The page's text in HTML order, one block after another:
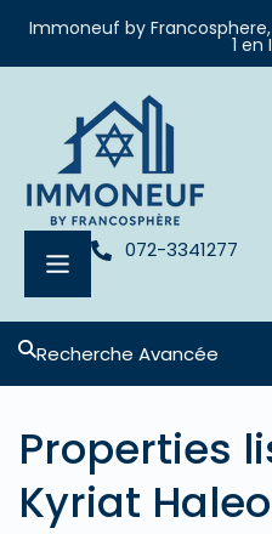
Immoneuf by
1 en
072-3341277
Recherche Avancée
Properties
Kyriat